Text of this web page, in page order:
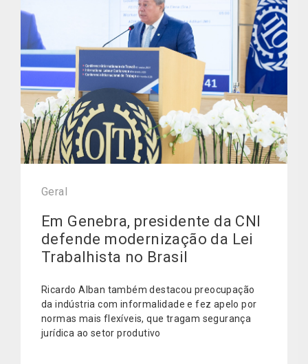
Geral
Em Genebra, presidente da CNI
defende modernização da Lei
Trabalhista no Brasil
Ricardo Alban também destacou preocupação
da indústria com informalidade e fez apelo por
normas mais flexíveis, que tragam segurança
jurídica ao setor produtivo